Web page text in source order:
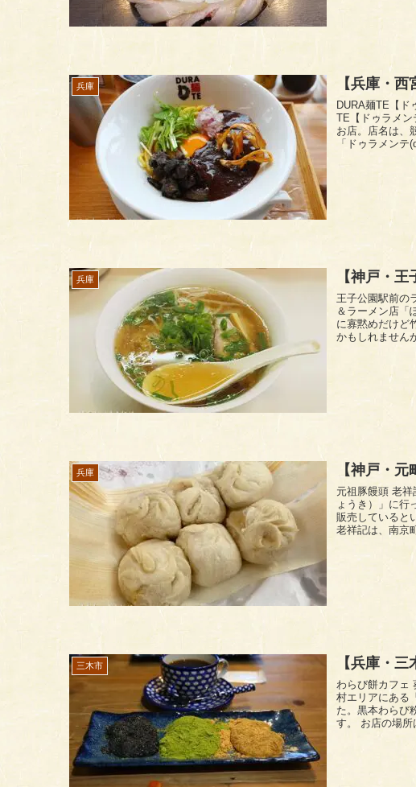
兵庫 【兵庫・
DURA麺TE【ドゥラメンテ】 兵庫県
TE【ドゥラメンテ】」に行
お店。店名は、
「ドゥラメンテ
兵庫 【神戸・
王子公園駅前のラーメン店ぽーと
＆ラーメン店「ぽーと」
に寡黙めだけど
かもしれません
兵庫 【神戸・
元祖豚饅頭 老祥記 神戸の元町、南京町にある「元祖豚饅頭 老祥
ょうき）」に行
販売していると
老祥記は、南京
三木市 【兵庫・
わらび餅カフェ 葵庵 ローカルエリアの食べ歩きの旅。兵庫
村エリアにある
た。黒本わらび
す。 お店の場